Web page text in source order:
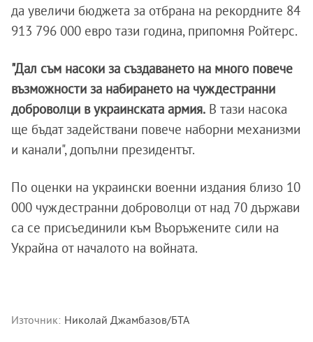
да увеличи бюджета за отбрана на рекордните 84
913 796 000 евро тази година, припомня Ройтерс.
"Дал съм насоки за създаването на много повече
възможности за набирането на чуждестранни
доброволци в украинската армия. В тази насока
ще бъдат задействани повече наборни механизми
и канали", допълни президентът.
По оценки на украински военни издания близо 10
000 чуждестранни доброволци от над 70 държави
са се присъединили към Въоръжените сили на
Украйна от началото на войната.
Източник: Николай Джамбазов/БТА